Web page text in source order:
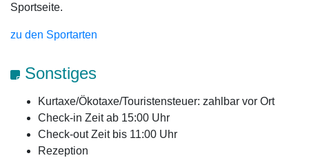
Sportseite.
zu den Sportarten
Sonstiges
Kurtaxe/Ökotaxe/Touristensteuer: zahlbar vor Ort
Check-in Zeit ab 15:00 Uhr
Check-out Zeit bis 11:00 Uhr
Rezeption